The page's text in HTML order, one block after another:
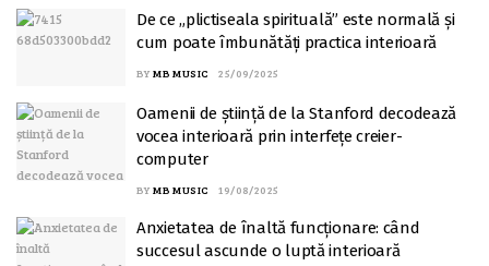
De ce „plictiseala spirituală” este normală și
cum poate îmbunătăți practica interioară
BY MB MUSIC 25/09/2025
Oamenii de știință de la Stanford decodează
vocea interioară prin interfețe creier-
computer
BY MB MUSIC 19/08/2025
Anxietatea de înaltă funcționare: când
succesul ascunde o luptă interioară